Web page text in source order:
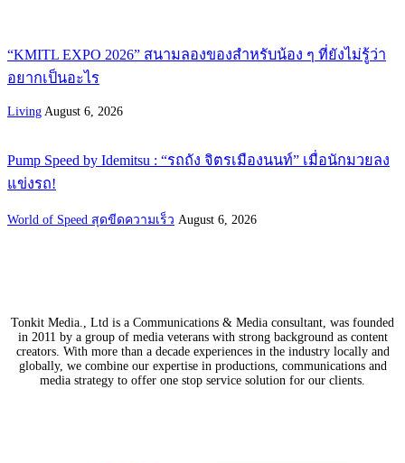
“KMITL EXPO 2026” สนามลองของสำหรับน้อง ๆ ที่ยังไม่รู้ว่า
อยากเป็นอะไร
Living August 6, 2026
Pump Speed by Idemitsu : “รถถัง จิตรเมืองนนท์” เมื่อนักมวยลง
แข่งรถ!
World of Speed สุดขีดความเร็ว August 6, 2026
Tonkit Media., Ltd is a Communications & Media consultant, was founded
in 2011 by a group of media veterans with strong background as content
creators. With more than a decade experiences in the industry locally and
globally, we combine our expertise in productions, communications and
media strategy to offer one stop service solution for our clients.